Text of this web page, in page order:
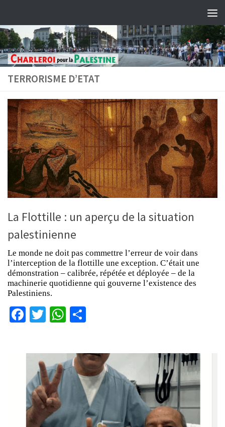
TERRORISME D’ETAT
La Flottille : un aperçu de la situation
palestinienne
Le monde ne doit pas commettre l’erreur de voir dans
l’interception de la flottille une exception. C’était une
démonstration – calibrée, répétée et déployée – de la
machinerie quotidienne qui gouverne l’existence des
Palestiniens.
Facebook
TwitterWhatsApp